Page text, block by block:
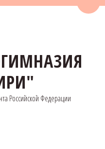
Российской Федерации